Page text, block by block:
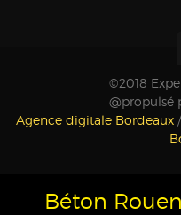
©2018
@propulsé
Agence digitale Bordeaux /
Béton Rouen